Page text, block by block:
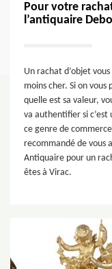
Pour votre
l’antiquaire
Un rachat d’objet
moins cher. Si on vous
quelle est sa valeur,
va authentifier si
ce genre de
recommandé de vous
Antiquaire pour un
êtes à Virac.